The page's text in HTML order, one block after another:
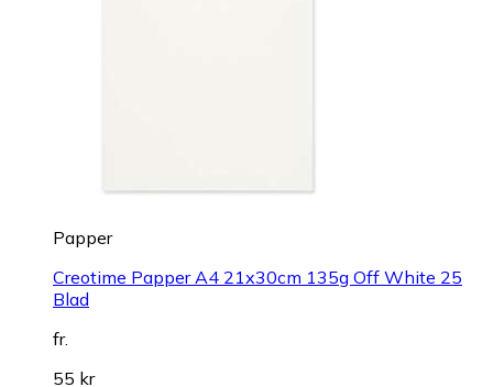
Papper
Creotime Papper A4 21x30cm 135g Off White 25
Blad
fr.
55 kr